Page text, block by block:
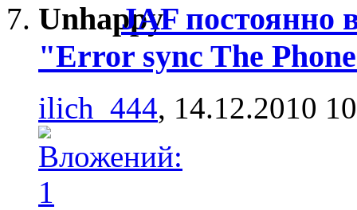
JAF постоянно
"Error sync The
ilich_444, 14.12.2010